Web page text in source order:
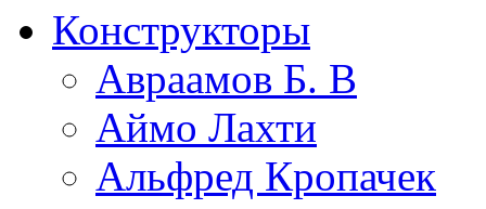
Конструкторы
Авраамов Б. В
Аймо Лахти
Альфред Кропачек